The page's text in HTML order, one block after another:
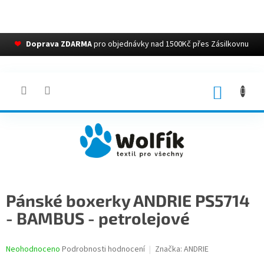
❤ Doprava ZDARMApro objednávky nad 1500Kč přes Zásilkovnu
Pánské boxerky ANDRIE PS5714
- BAMBUS - petrolejové
Průměrné
Neohodnoceno Podrobnosti hodnocení Značka: ANDRIE